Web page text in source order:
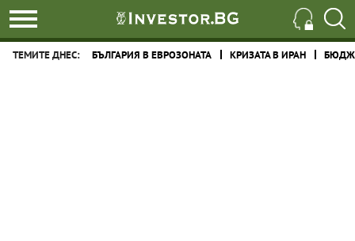
ТЕМИТЕ ДНЕС: БЪЛГАРИЯ В ЕВРОЗОНАТА КРИЗАТА В ИРАН